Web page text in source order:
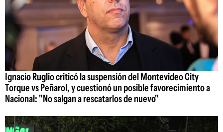
Ignacio Ruglio criticó la suspensión del Montevideo City
Torque vs Peñarol, y cuestionó un posible favorecimiento a
Nacional: "No salgan a rescatarlos de nuevo"